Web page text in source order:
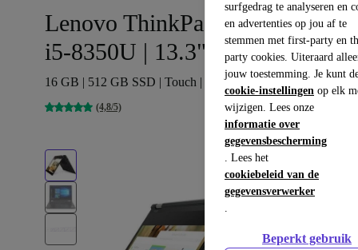
surfgedrag te analyseren en
en advertenties op jou af te
stemmen met first-party en
party cookies. Uiteraard
jouw toestemming. Je kunt
cookie-instellingen op elk
wijzigen. Lees onze
informatie over
gegevensbescherming
. Lees het
cookiebeleid van de
gegevensverwerker
.
Beperkt gebruik
Lenovo ThinkPad Yoga X380 |
i5-8350U | 13.3"
16 GB | 512 GB SSD | Touch | Win 11 Pro | DE
(4,8/5)